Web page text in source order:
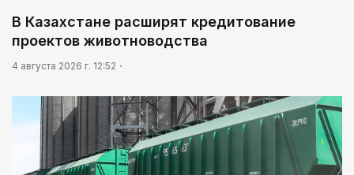
В Казахстане расширят кредитование
проектов животноводства
4 августа 2026 г. 12:52